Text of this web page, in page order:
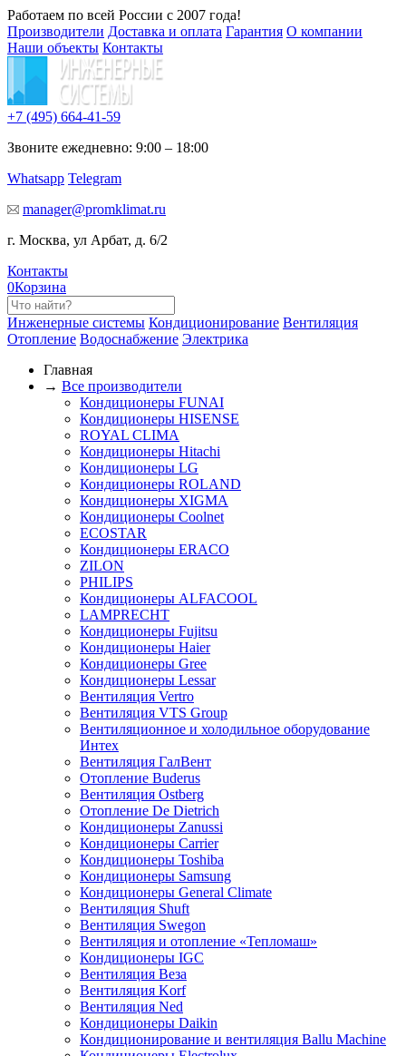
Работаем по всей России с 2007 года!
Производители Доставка и оплата Гарантия О компании
Наши объекты Контакты
+7 (495) 664-41-59
Звоните ежедневно: 9:00 – 18:00
Whatsapp Telegram
manager@promklimat.ru
г. Москва, ул Арбат, д. 6/2
Контакты
0Корзина
Инженерные системы Кондиционирование Вентиляция
Отопление Водоснабжение Электрика
Главная
→ Все производители
Кондиционеры FUNAI
Кондиционеры HISENSE
ROYAL CLIMA
Кондиционеры Hitachi
Кондиционеры LG
Кондиционеры ROLAND
Кондиционеры XIGMA
Кондиционеры Coolnet
ECOSTAR
Кондиционеры ERACO
ZILON
PHILIPS
Кондиционеры ALFACOOL
LAMPRECHT
Кондиционеры Fujitsu
Кондиционеры Haier
Кондиционеры Gree
Кондиционеры Lessar
Вентиляция Vertro
Вентиляция VTS Group
Вентиляционное и холодильное оборудование
Интех
Вентиляция ГалВент
Отопление Buderus
Вентиляция Ostberg
Отопление De Dietrich
Кондиционеры Zanussi
Кондиционеры Carrier
Кондиционеры Toshiba
Кондиционеры Samsung
Кондиционеры General Climate
Вентиляция Shuft
Вентиляция Swegon
Вентиляция и отопление «Тепломаш»
Кондиционеры IGC
Вентиляция Веза
Вентиляция Korf
Вентиляция Ned
Кондиционеры Daikin
Кондиционирование и вентиляция Ballu Machine